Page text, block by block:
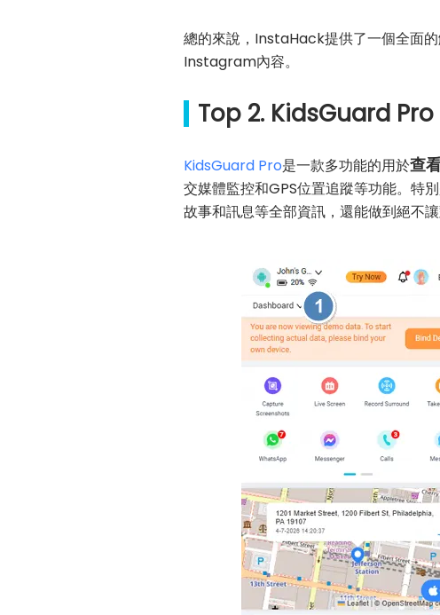
總的來說，InstaHack提供了一個全面
Instagram內容。
Top 2. KidsGuard
KidsGuard Pro是一款多功能的用於查
交媒體監控和GPS位置追蹤等功能。
故事和訊息等全部資訊，還能做到絕不讓